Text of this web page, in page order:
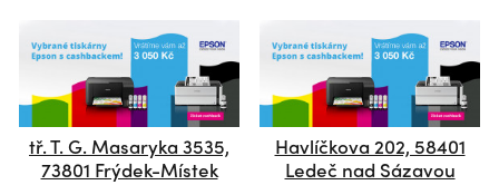
tř. T. G. Masaryka 3535,
73801 Frýdek-Místek
Havlíčkova 202, 58401
Ledeč nad Sázavou